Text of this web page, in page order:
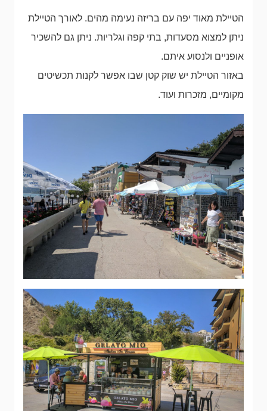
הטיילת מאוד יפה עם בריזה נעימה מהים. לאורך הטיילת
ניתן למצוא מסעדות, בתי קפה וגלריות. ניתן גם להשכיר
אופניים ולנסוע איתם.
באזור הטיילת יש שוק קטן שבו אפשר לקנות תכשיטים
מקומיים, מזכרות ועוד.